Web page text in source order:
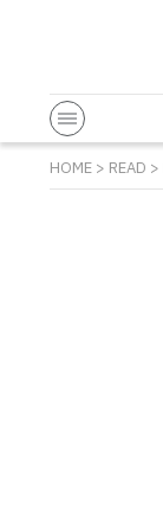
HOME > READ >